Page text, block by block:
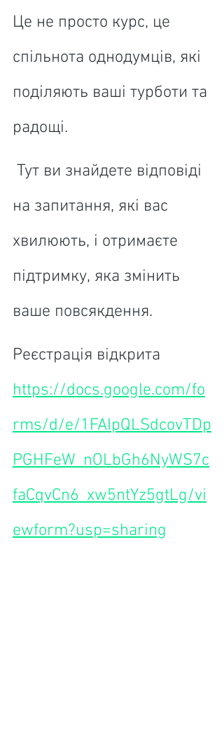
Це не просто курс, це
спільнота однодумців, які
поділяють ваші турботи та
радощі.
на запитання, які вас
хвилюють, і отримаєте
підтримку, яка змінить
ваше повсякдення.
Реєстрація відкрита
https://docs.google.com/fo
rms/d/e/1FAIpQLSdcovTDp
PGHFeW_nOLbGh6NyWS7c
faCqvCn6_xw5ntYz5gtLg/vi
ewform?usp=sharing